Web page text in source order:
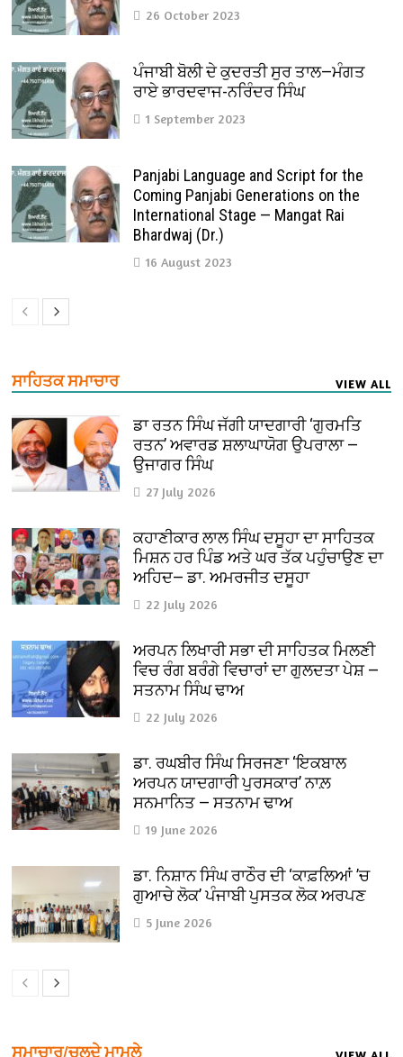
26 October 2023
ਪੰਜਾਬੀ ਬੋਲੀ ਦੇ ਕੁਦਰਤੀ ਸੁਰ ਤਾਲ—ਮੰਗਤ
ਰਾਏ ਭਾਰਦਵਾਜ-ਨਰਿੰਦਰ ਸਿੰਘ
1 September 2023
Panjabi Language and Script for the
Coming Panjabi Generations on the
International Stage — Mangat Rai
Bhardwaj (Dr.)
16 August 2023
ਸਾਹਿਤਕ ਸਮਾਚਾਰ VIEW ALL
ਡਾ ਰਤਨ ਸਿੰਘ ਜੱਗੀ ਯਾਦਗਾਰੀ ‘ਗੁਰਮਤਿ
ਰਤਨ’ ਅਵਾਰਡ ਸ਼ਲਾਘਾਯੋਗ ਉਪਰਾਲਾ —
ਉਜਾਗਰ ਸਿੰਘ
27 July 2026
ਕਹਾਣੀਕਾਰ ਲਾਲ ਸਿੰਘ ਦਸੂਹਾ ਦਾ ਸਾਹਿਤਕ
ਮਿਸ਼ਨ ਹਰ ਪਿੰਡ ਅਤੇ ਘਰ ਤੱਕ ਪਹੁੰਚਾਉਣ ਦਾ
ਅਹਿਦ— ਡਾ. ਅਮਰਜੀਤ ਦਸੂਹਾ
22 July 2026
ਅਰਪਨ ਲਿਖਾਰੀ ਸਭਾ ਦੀ ਸਾਹਿਤਕ ਮਿਲਣੀ
ਵਿਚ ਰੰਗ ਬਰੰਗੇ ਵਿਚਾਰਾਂ ਦਾ ਗੁਲਦਤਾ ਪੇਸ਼ —
ਸਤਨਾਮ ਸਿੰਘ ਢਾਅ
22 July 2026
ਡਾ. ਰਘਬੀਰ ਸਿੰਘ ਸਿਰਜਣਾ ‘ਇਕਬਾਲ
ਅਰਪਨ ਯਾਦਗਾਰੀ ਪੁਰਸਕਾਰ’ ਨਾਲ਼
ਸਨਮਾਨਿਤ — ਸਤਨਾਮ ਢਾਅ
19 June 2026
ਡਾ. ਨਿਸ਼ਾਨ ਸਿੰਘ ਰਾਠੌਰ ਦੀ ‘ਕਾਫ਼ਲਿਆਂ ’ਚ
ਗੁਆਚੇ ਲੋਕ’ ਪੰਜਾਬੀ ਪੁਸਤਕ ਲੋਕ ਅਰਪਣ
5 June 2026
ਸਮਾਚਾਰ/ਚਲਦੇ ਮਾਮਲੇ